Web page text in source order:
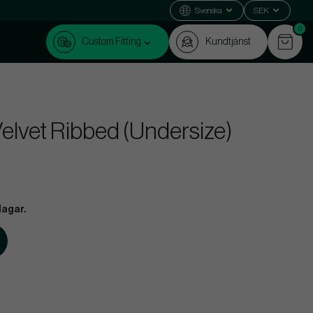
Svenska SEK
Custom Fitting Kundtjänst
0
Ribbed (Undersize)